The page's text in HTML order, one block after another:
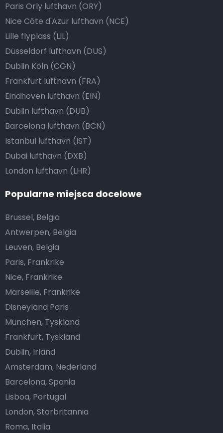
Paris Orly lufthavn (ORY)
Nice Côte d'Azur lufthavn (NCE)
Lille flyplass (LIL)
Düsseldorf lufthavn (DUS)
Dublin Köln (CGN)
Frankfurt lufthavn (FRA)
Eindhoven lufthavn (EIN)
Dublin lufthavn (DUB)
Barcelona lufthavn (BCN)
Istanbul lufthavn (IST)
Dubai lufthavn (DXB)
London lufthavn (LHR)
Popularne miejsca docelowe
Brussel, Belgia
Antwerpen, Belgia
Leuven, Belgia
Paris, Frankrike
Nice, Frankrike
Marseille, Frankrike
Disneyland Paris
München, Tyskland
Frankfurt, Tyskland
Dublin, Irland
Amsterdam, Nederland
Barcelona, Spania
Lisboa, Portugal
London, Storbritannia
Roma, Italia